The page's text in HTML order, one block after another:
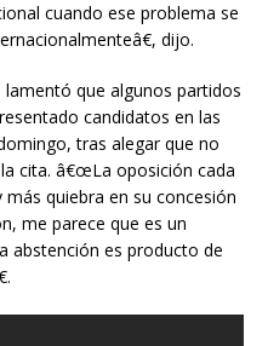
cuando ese problema se
dijo.
lamentó que algunos partidos
candidatos en las
tras alegar que no
cita. â€œLa oposición cada
quiebra en su concesión
me parece que es un
abstención es producto de